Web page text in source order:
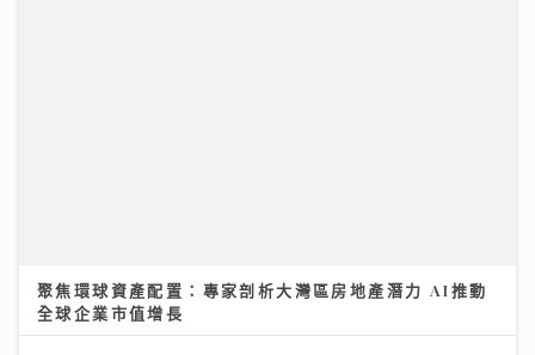
聚焦環球資產配置：專家剖析大灣區房地產潛力 AI推動
全球企業市值增長